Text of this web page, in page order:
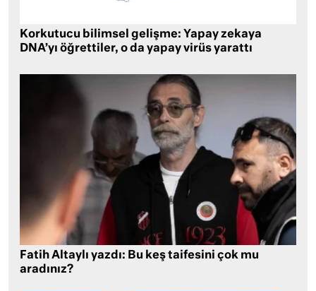
Korkutucu bilimsel gelişme: Yapay zekaya
DNA’yı öğrettiler, o da yapay virüs yarattı
Fatih Altaylı yazdı: Bu keş taifesini çok mu
aradınız?